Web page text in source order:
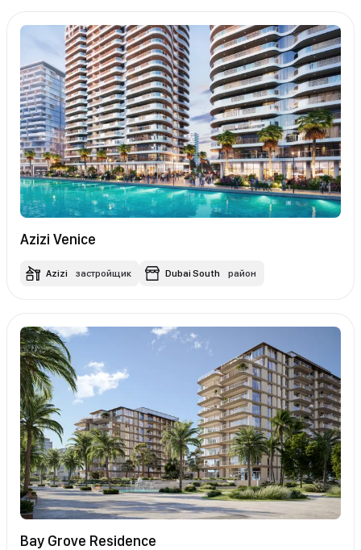
Azizi Venice
Azizi застройщик Dubai South район
Bay Grove Residence